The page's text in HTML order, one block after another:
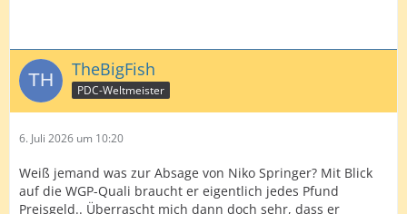
TheBigFish
PDC-Weltmeister
6. Juli 2026 um 10:20
Weiß jemand was zur Absage von Niko Springer? Mit Blick
auf die WGP-Quali braucht er eigentlich jedes Pfund
Preisgeld.. Überrascht mich dann doch sehr, dass er